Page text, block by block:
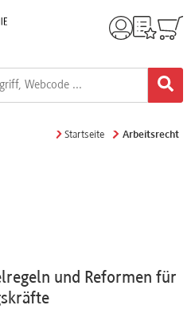
Startseite Arbeitsrecht
und Reformen für